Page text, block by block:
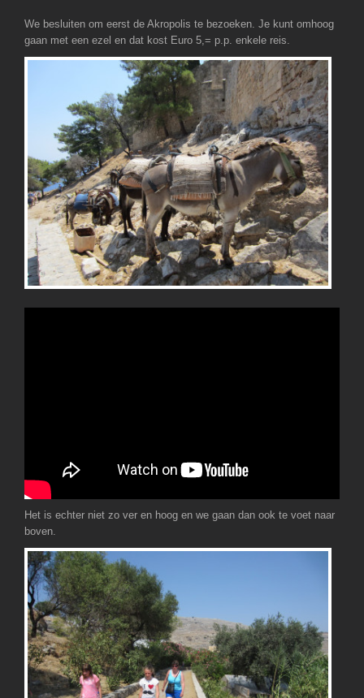
We besluiten om eerst de Akropolis te bezoeken. Je kunt omhoog
gaan met een ezel en dat kost Euro 5,= p.p. enkele reis.
Het is echter niet zo ver en hoog en we gaan dan ook te voet naar
boven.